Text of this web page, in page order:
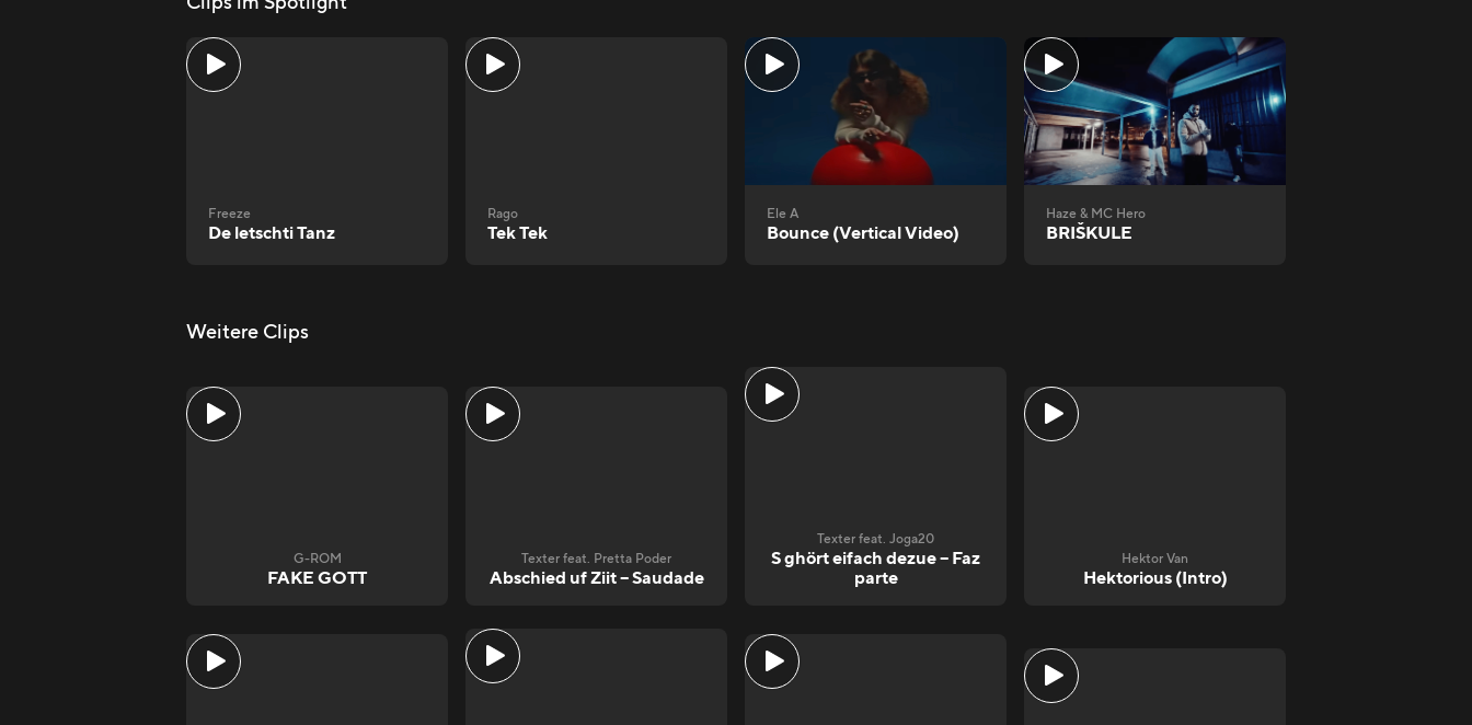
Freeze
De letschti Tanz
Rago
Tek Tek
Ele A
Bounce (Vertical Video)
Haze & MC Hero
BRIŠKULE
Weitere Clips
G-ROM
FAKE GOTT
Texter feat. Pretta Poder
Abschied uf Ziit – Saudade
Texter feat. Joga20
S ghört eifach dezue – Faz
parte
Hektor Van
Hektorious (Intro)